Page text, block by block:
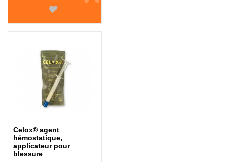
Celox® agent
hémostatique,
applicateur pour
blessure